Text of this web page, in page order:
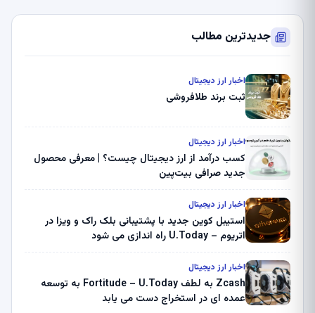
جدیدترین مطالب
اخبار ارز دیجیتال
ثبت برند طلافروشی
اخبار ارز دیجیتال
کسب درآمد از ارز دیجیتال چیست؟ | معرفی محصول
جدید صرافی بیت‌پین
اخبار ارز دیجیتال
استیبل کوین جدید با پشتیبانی بلک راک و ویزا در
اتریوم – U.Today راه اندازی می شود
اخبار ارز دیجیتال
Zcash به لطف Fortitude – U.Today به توسعه
عمده ای در استخراج دست می یابد